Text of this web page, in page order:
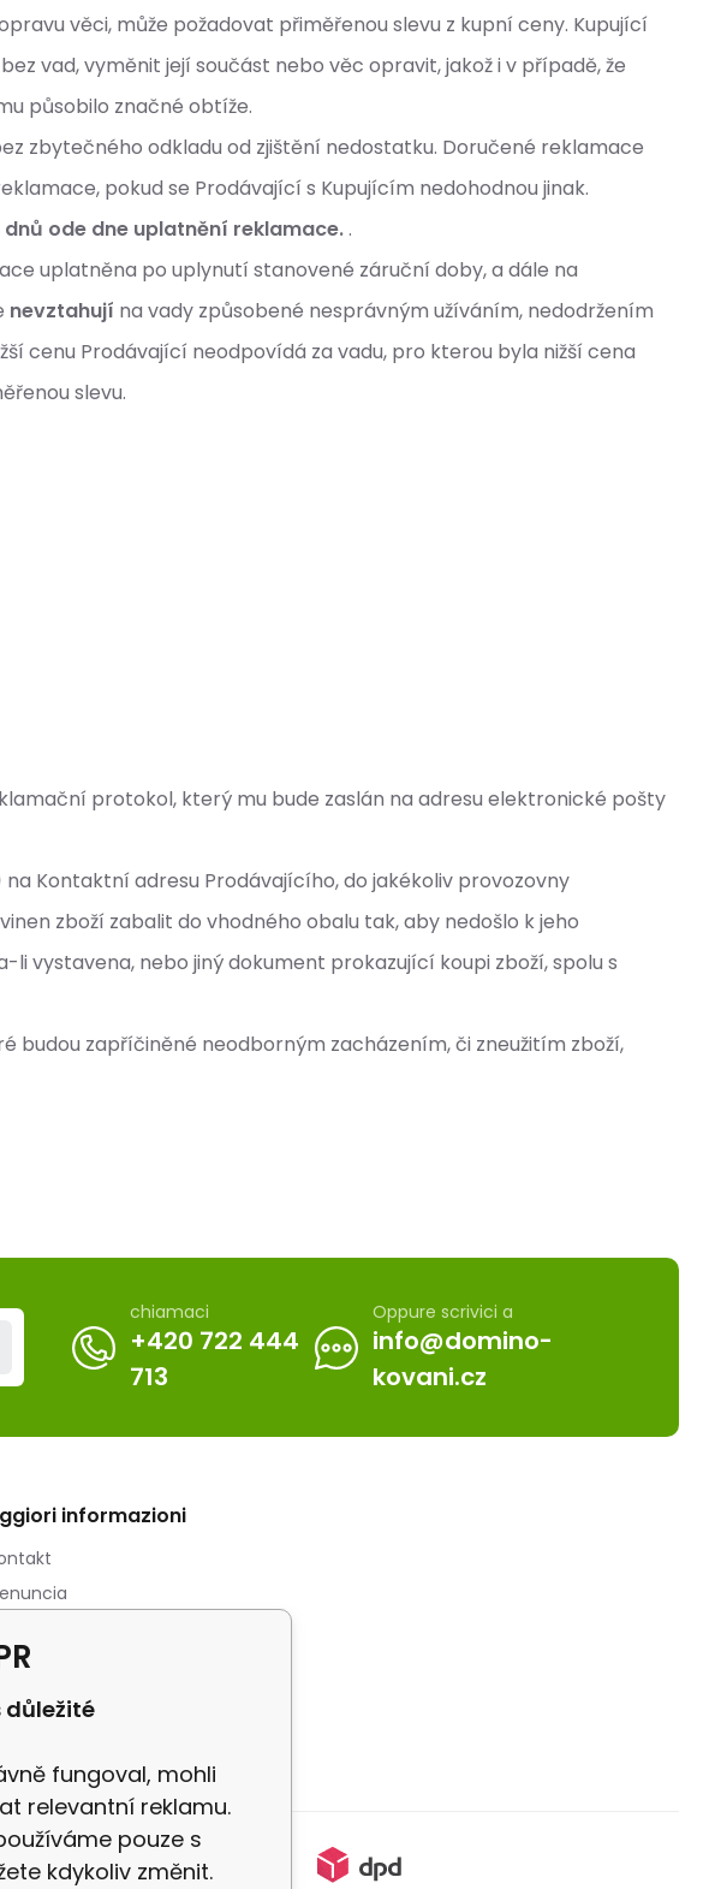
věci, může požadovat přiměřenou slevu z kupní ceny. Kupující
vad, vyměnit její součást nebo věc opravit, jakož i v případě, že
působilo značné obtíže.
zbytečného odkladu od zjištění nedostatku. Doručené reklamace
pokud se Prodávající s Kupujícím nedohodnou jinak.
ode dne uplatnění reklamace..
uplatněna po uplynutí stanovené záruční doby, a dále na
nevztahují na vady způsobené nesprávným užíváním, nedodržením
cenu Prodávající neodpovídá za vadu, pro kterou byla nižší cena
slevu.
protokol, který mu bude zaslán na adresu elektronické pošty
na Kontaktní adresu Prodávajícího, do jakékoliv provozovny
zboží zabalit do vhodného obalu tak, aby nedošlo k jeho
vystavena, nebo jiný dokument prokazující koupi zboží, spolu s
budou zapříčiněné neodborným zacházením, či zneužitím zboží,
chiamaci
+420 722 444
713
Oppure scrivici a
info@domino-
kovani.cz
informazioni
důležité
fungoval, mohli
relevantní reklamu.
pouze s
kdykoliv změnit.